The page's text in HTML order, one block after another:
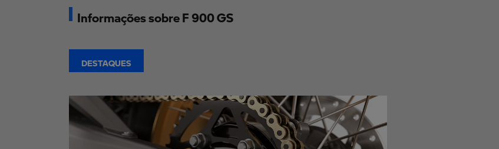
Informações sobre F 900 GS
DESTAQUES